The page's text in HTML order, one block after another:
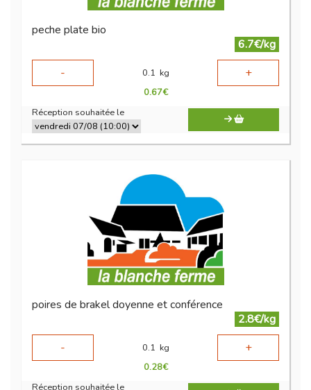
peche plate bio
6.7€/kg
-
0.1 kg +
0.67€
Réception souhaitée le
poires de brakel doyenne et conférence
2.8€/kg
-
0.1 kg +
0.28€
Réception souhaitée le